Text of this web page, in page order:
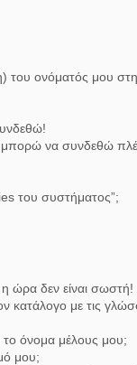
του ονόματός μου στη
μπορώ να συνδεθώ
του συστήματος”;
ώρα δεν είναι σωστή!
κατάλογο με τις
όνομα μέλους μου;
μου;